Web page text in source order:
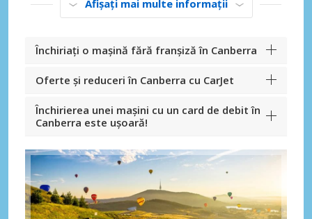
Afișați mai multe informații
Închiriați o mașină fără franșiză în Canberra
Oferte și reduceri în Canberra cu CarJet
Închirierea unei mașini cu un card de debit în
Canberra este ușoară!